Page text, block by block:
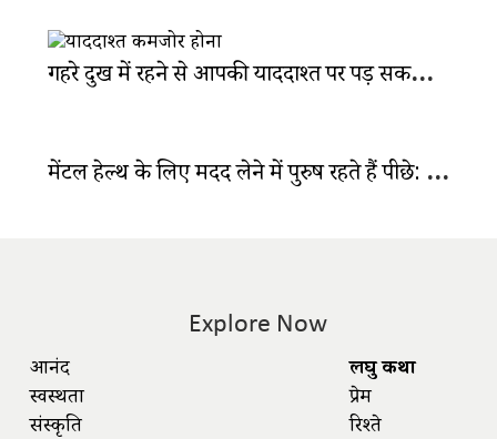
गहरे दुख में रहने से आपकी याददाश्त पर पड़ सकता है असर: जानें कैसे?
मेंटल हेल्थ के लिए मदद लेने में पुरुष रहते हैं पीछे: समझें कारण और परिणाम
Explore Now
आनंद
स्वस्थता
संस्कृति
लघु कथा
प्रेम
रिश्ते